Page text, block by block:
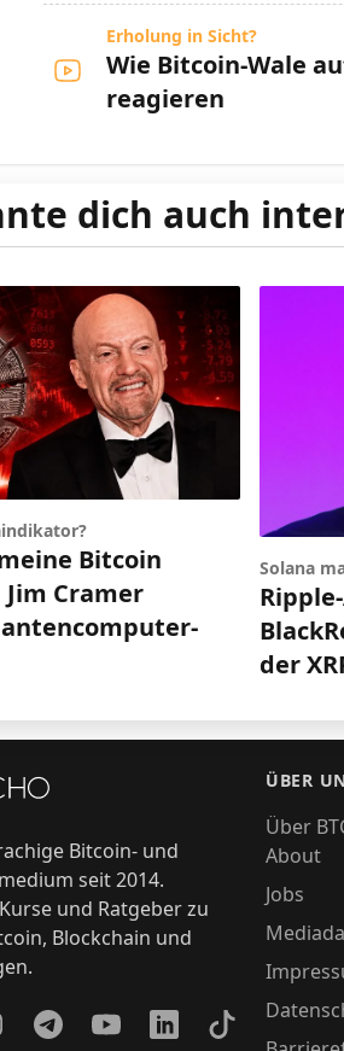
Erholung in Sicht?
Wie Bitcoin-Wale
reagieren
dich auch
Bitcoin
Cramer
Solana
der
Bitcoin- und
seit 2014.
und Ratgeber zu
Blockchain und
TelegramYouTubeLinkedInTikTok
ÜBER
Über
About
Jobs